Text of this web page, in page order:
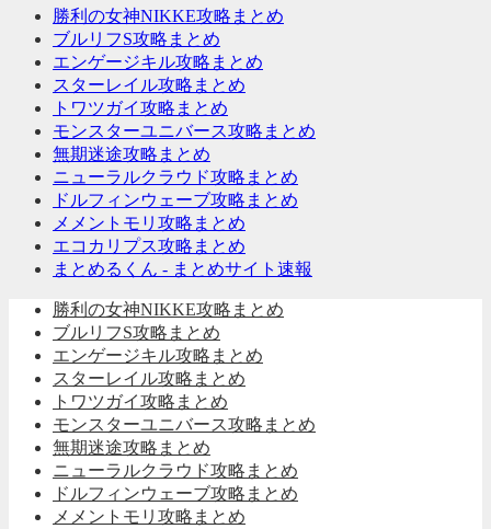
勝利の女神NIKKE攻略まとめ
ブルリフS攻略まとめ
エンゲージキル攻略まとめ
スターレイル攻略まとめ
トワツガイ攻略まとめ
モンスターユニバース攻略まとめ
無期迷途攻略まとめ
ニューラルクラウド攻略まとめ
ドルフィンウェーブ攻略まとめ
メメントモリ攻略まとめ
エコカリプス攻略まとめ
まとめるくん - まとめサイト速報
勝利の女神NIKKE攻略まとめ
ブルリフS攻略まとめ
エンゲージキル攻略まとめ
スターレイル攻略まとめ
トワツガイ攻略まとめ
モンスターユニバース攻略まとめ
無期迷途攻略まとめ
ニューラルクラウド攻略まとめ
ドルフィンウェーブ攻略まとめ
メメントモリ攻略まとめ